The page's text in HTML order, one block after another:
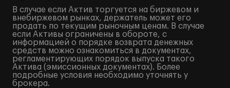
В случае если Актив торгуется на биржевом и
внебиржевом рынках, держатель может его
продать по текущим рыночным ценам. В случае
если Активы ограничены в обороте, с
информацией о порядке возврата денежных
средств можно ознакомиться в документах,
регламентирующих порядок выпуска такого
Актива (эмиссионных документах). Более
подробные условия необходимо уточнять у
брокера.